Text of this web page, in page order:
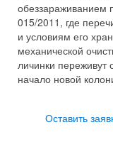
обеззараживанием
015/2011, где
и условиям его
механической
личинки переживут
начало новой
Оставить